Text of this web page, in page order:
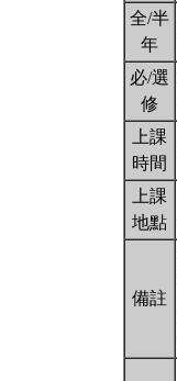
全/半
年
必/選
修
上課
時間
上課
地點
備註